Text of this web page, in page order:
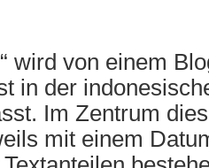
wird von einem
in der
Im Zentrum
mit einem